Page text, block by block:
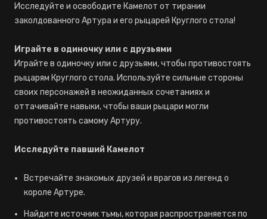
Исследуйте и освободите Камелот от тирании
заколдованного Артура и его рыцарей Круглого стола!
Играйте в одиночку или с друзьями
Играйте в одиночку или с друзьями, чтобы противостоять
рыцарям Круглого стола. Используйте сильные стороны
своих персонажей в неожиданных сочетаниях и
оттачивайте навыки, чтобы ваши рыцари могли
противостоять самому Артуру.
Исследуйте павший Камелот
Встречайте знакомых друзей и врагов из легенд о
короле Артуре.
Найдите источник тьмы, которая распространяется по